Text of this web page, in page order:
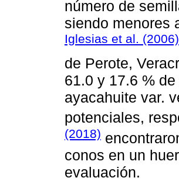
número de
siendo menores
Iglesias et al. (2006)
de Perote,
61.0 y 17.6 %
ayacahuite var.
potenciales,
(2018)
conos en un
evaluación.